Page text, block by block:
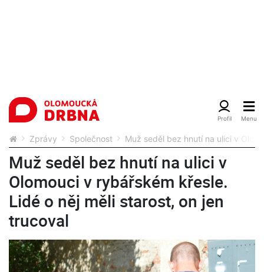
Zprávy Společnost Muž seděl bez hnutí na ulici v
Muž seděl bez hnutí na ulici v
Olomouci v rybářském křesle.
Lidé o něj měli starost, on jen
trucoval